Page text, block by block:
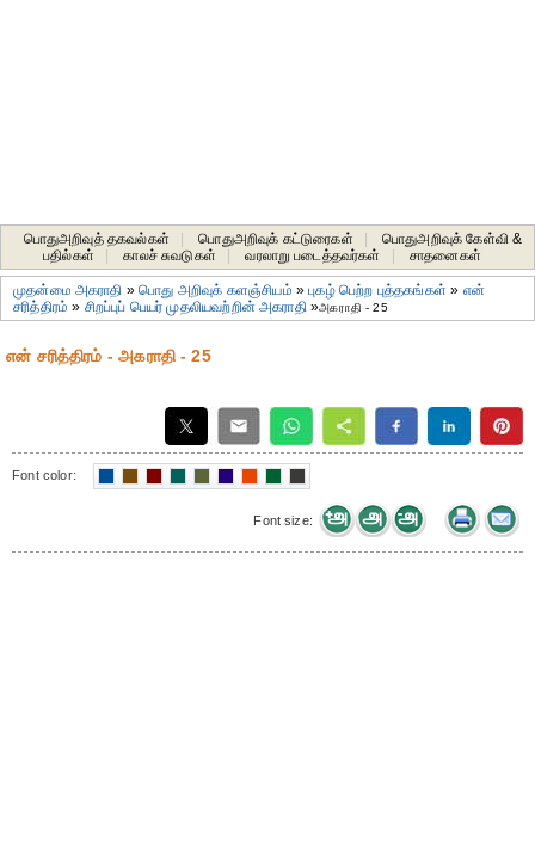
பொதுஅறிவுத் தகவல்கள் பொதுஅறிவுக் கட்டுரைகள்
பொதுஅறிவுக் கேள்வி &
பதில்கள்
காலச் சுவடுகள் வரலாறு படைத்தவர்கள் சாதனைகள்‎
முதன்மை அகராதி »பொது அறிவுக் களஞ்சியம் »புகழ் பெற்ற புத்தகங்கள் » என்
சரித்திரம் » சிறப்புப் பெயர் முதலியவற்றின் அகராதி»அகராதி - 25
என் சரித்திரம் - அகராதி - 25
Font color:
Font size: